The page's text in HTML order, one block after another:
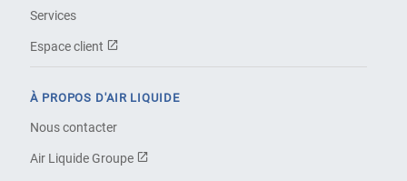
Services
Espace client
À PROPOS D'AIR LIQUIDE
Nous contacter
Air Liquide Groupe